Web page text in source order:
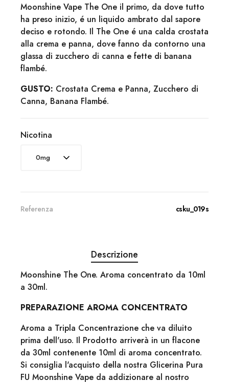
Moonshine Vape The One il primo, da dove tutto
ha preso inizio, é un liquido ambrato dal sapore
deciso e rotondo. Il The One é una calda crostata
alla crema e panna, dove fanno da contorno una
glassa di zucchero di canna e fette di banana
flambé.
GUSTO: Crostata Crema e Panna, Zucchero di
Canna, Banana Flambé.
Nicotina
Referenza csku_019s
Descrizione
Moonshine The One. Aroma concentrato da 10ml
a 30ml.
PREPARAZIONE AROMA CONCENTRATO
Aroma a Tripla Concentrazione che va diluito
prima dell'uso. Il Prodotto arriverà in un flacone
da 30ml contenente 10ml di aroma concentrato.
Si consiglia l'acquisto della nostra Glicerina Pura
FU Moonshine Vape da addizionare al nostro